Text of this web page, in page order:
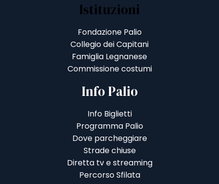
Istituzioni
Fondazione Palio
Collegio dei Capitani
Famiglia Legnanese
Commissione costumi
Info Palio
Info Biglietti
Programma Palio
Dove parcheggiare
Strade chiuse
Diretta tv e streaming
Percorso Sfilata